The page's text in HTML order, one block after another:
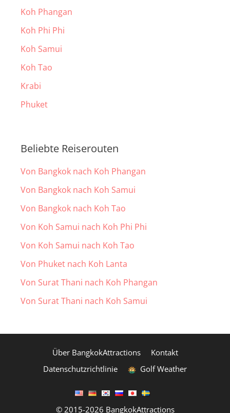
Koh Phangan
Koh Phi Phi
Koh Samui
Koh Tao
Krabi
Phuket
Beliebte Reiserouten
Von Bangkok nach Koh Phangan
Von Bangkok nach Koh Samui
Von Bangkok nach Koh Tao
Von Koh Samui nach Koh Phi Phi
Von Koh Samui nach Koh Tao
Von Phuket nach Koh Lanta
Von Surat Thani nach Koh Phangan
Von Surat Thani nach Koh Samui
Über BangkokAttractions
Kontakt
Datenschutzrichtlinie
Golf Weather
© 2015-2026 BangkokAttractions